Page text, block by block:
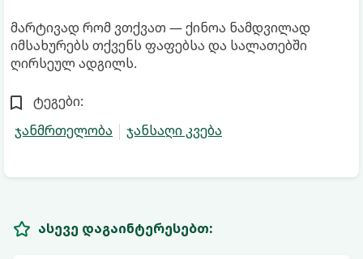
მარტივად რომ ვთქვათ — ქინოა ნამდვილად
იმსახურებს თქვენს ფაფებსა და სალათებში
ღირსეულ ადგილს.
ტეგები:
ჯანმრთელობა
ჯანსაღი კვება
ასევე დაგაინტერესებთ: